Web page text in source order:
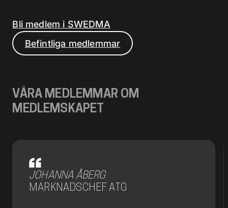
Bli medlem i SWEDMA
Befintliga medlemmar
VÅRA MEDLEMMAR OM
MEDLEMSKAPET
JOHANNA ÅBERG
MARKNADSCHEF ATG